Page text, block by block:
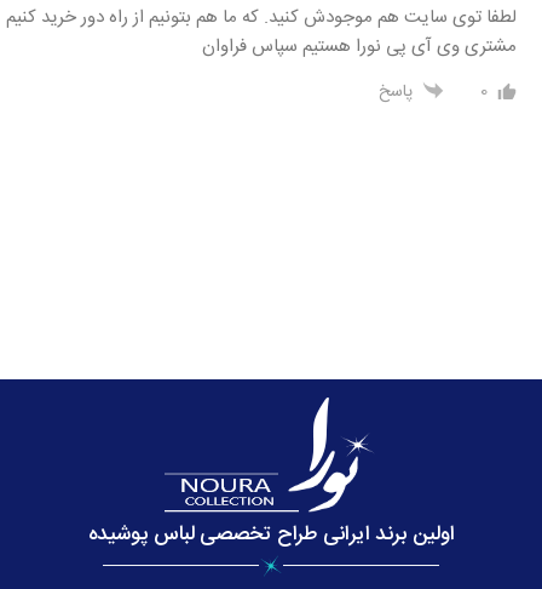
لطفا توی سایت هم موجودش کنید. که ما هم بتونیم از راه دور خرید کنیم
مشتری وی آی پی نورا هستیم سپاس فراوان
0 پاسخ
اولین برند ایرانی طراح تخصصی لباس پوشیده